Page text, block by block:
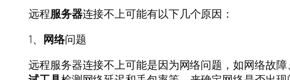
远程服务器连接不上可能有以下几个原因：
1、 网络问题
远程服务器连接不上可能是因为网络问题，如网络故